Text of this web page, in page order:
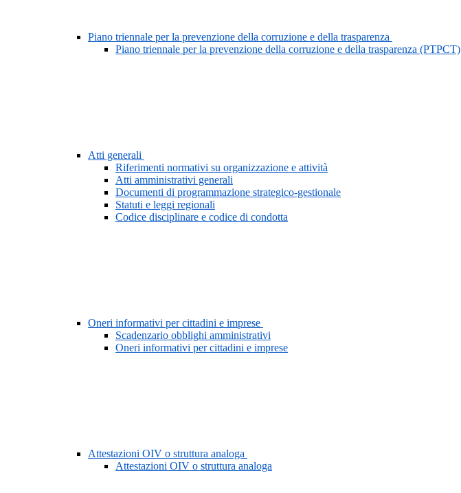
Piano triennale per la prevenzione della corruzione e della trasparenza
Piano triennale per la prevenzione della corruzione e della trasparenza (PTPCT)
Atti generali
Riferimenti normativi su organizzazione e attività
Atti amministrativi generali
Documenti di programmazione strategico-gestionale
Statuti e leggi regionali
Codice disciplinare e codice di condotta
Oneri informativi per cittadini e imprese
Scadenzario obblighi amministrativi
Oneri informativi per cittadini e imprese
Attestazioni OIV o struttura analoga
Attestazioni OIV o struttura analoga